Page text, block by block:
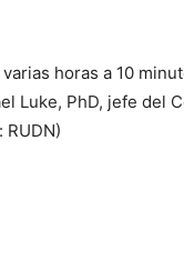
horas a 10
Luke, PhD, jefe del